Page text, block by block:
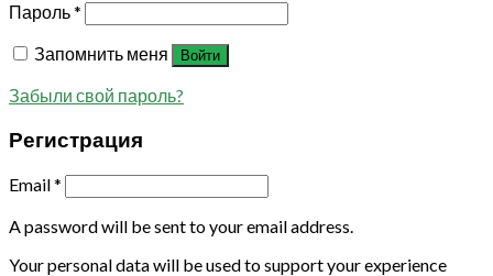
Пароль*
Запомнить меня
Войти
Забыли свой пароль?
Регистрация
Email*
A password will be sent to your email address.
Your personal data will be used to support your experience